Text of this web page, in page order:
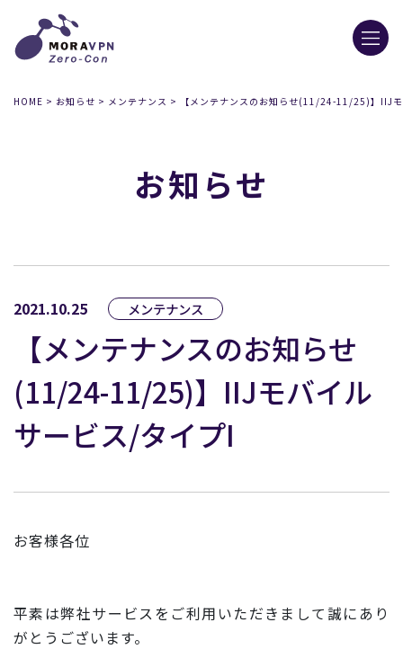
HOME > お知らせ > メンテナンス > 【メンテナンスのお知らせ(11/24-11/25)】IIJ
お知らせ
2021.10.25 メンテナンス
【メンテナンスのお知らせ
(11/24-11/25)】IIJモバイル
サービス/タイプI
お客様各位
平素は弊社サービスをご利用いただきまして誠にあり
がとうございます。